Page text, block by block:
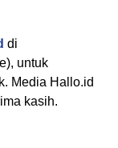
di
untuk
Media Hallo.id
kasih.